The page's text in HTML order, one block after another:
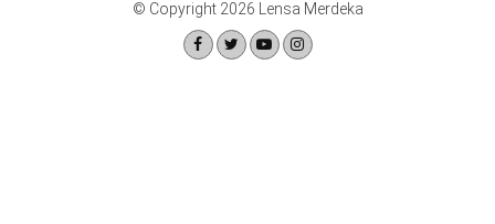
© Copyright 2026 Lensa Merdeka